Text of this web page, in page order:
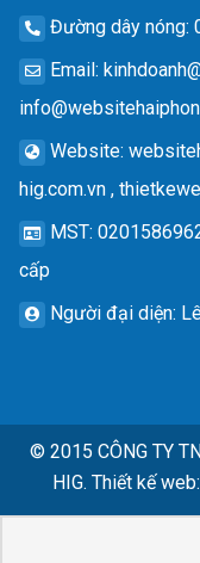
Đường dây nóng:
Email:
Website:
hig.com.vn ,
MST:
cấp
Người đại diện:
© 2015 CÔNG TY
HIG. Thiết kế web: